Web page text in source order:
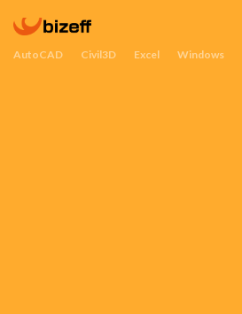
AutoCAD Civil3D Excel Windows